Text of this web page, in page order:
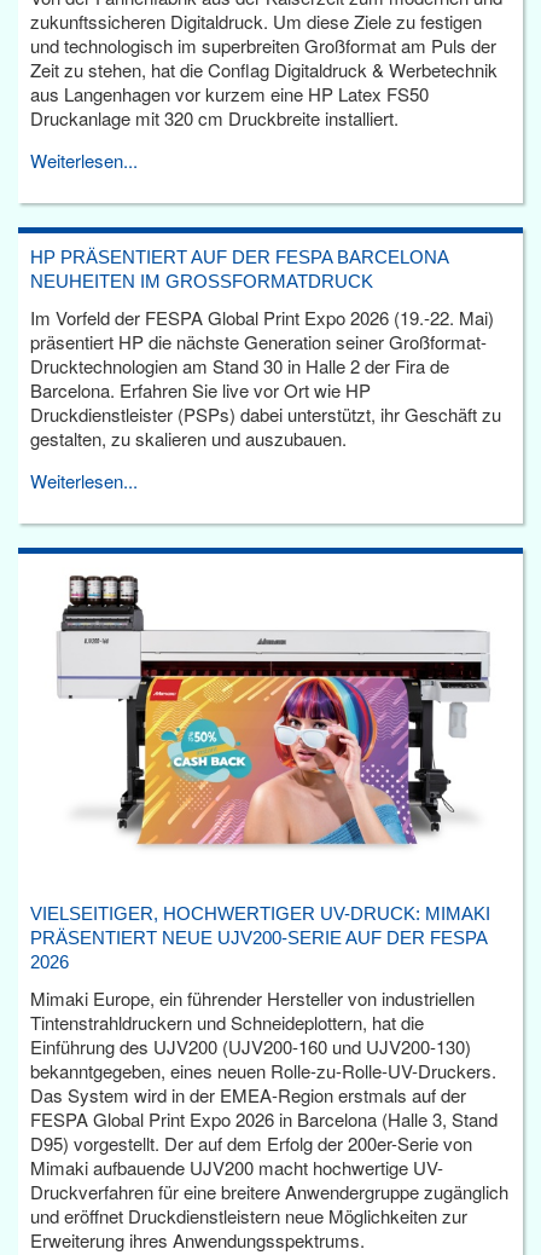
zukunftssicheren Digitaldruck. Um diese Ziele zu festigen
und technologisch im superbreiten Großformat am Puls der
Zeit zu stehen, hat die Conflag Digitaldruck & Werbetechnik
aus Langenhagen vor kurzem eine HP Latex FS50
Druckanlage mit 320 cm Druckbreite installiert.
Weiterlesen...
HP PRÄSENTIERT AUF DER FESPA BARCELONA
NEUHEITEN IM GROSSFORMATDRUCK
Im Vorfeld der FESPA Global Print Expo 2026 (19.-22. Mai)
präsentiert HP die nächste Generation seiner Großformat-
Drucktechnologien am Stand 30 in Halle 2 der Fira de
Barcelona. Erfahren Sie live vor Ort wie HP
Druckdienstleister (PSPs) dabei unterstützt, ihr Geschäft zu
gestalten, zu skalieren und auszubauen.
Weiterlesen...
VIELSEITIGER, HOCHWERTIGER UV-DRUCK: MIMAKI
PRÄSENTIERT NEUE UJV200-SERIE AUF DER FESPA
2026
Mimaki Europe, ein führender Hersteller von industriellen
Tintenstrahldruckern und Schneideplottern, hat die
Einführung des UJV200 (UJV200-160 und UJV200-130)
bekanntgegeben, eines neuen Rolle-zu-Rolle-UV-Druckers.
Das System wird in der EMEA-Region erstmals auf der
FESPA Global Print Expo 2026 in Barcelona (Halle 3, Stand
D95) vorgestellt. Der auf dem Erfolg der 200er-Serie von
Mimaki aufbauende UJV200 macht hochwertige UV-
Druckverfahren für eine breitere Anwendergruppe zugänglich
und eröffnet Druckdienstleistern neue Möglichkeiten zur
Erweiterung ihres Anwendungsspektrums.